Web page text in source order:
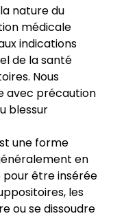
nature du
médicale
indications
de la santé
Nous
avec précaution
blessur
une forme
en
être insérée
les
ou se dissoudre